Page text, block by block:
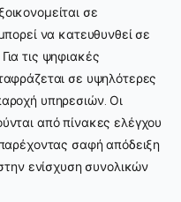
σε
να κατευθυνθεί σε
τις ψηφιακές
σε υψηλότερες
υπηρεσιών. Οι
από πίνακες ελέγχου
σαφή απόδειξη
ενίσχυση συνολικών